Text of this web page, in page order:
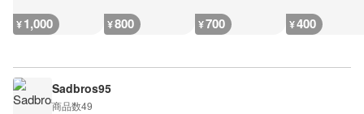
¥1,000 ¥800 ¥700 ¥400
Sadbros95
商品数49